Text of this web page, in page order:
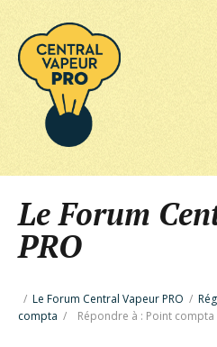
Le Forum
PRO
/ Le Forum Central Vapeur PRO /
compta / Répondre à : Point compta